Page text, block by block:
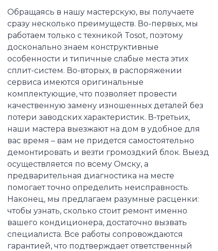
Обращаясь в нашу мастерскую, вы получаете
сразу несколько преимуществ. Во-первых, мы
работаем только с техникой Tosot, поэтому
досконально знаем конструктивные
особенности и типичные слабые места этих
сплит-систем. Во-вторых, в распоряжении
сервиса имеются оригинальные
комплектующие, что позволяет провести
качественную замену изношенных деталей без
потери заводских характеристик. В-третьих,
наши мастера выезжают на дом в удобное для
вас время – вам не придется самостоятельно
демонтировать и везти громоздкий блок. Выезд
осуществляется по всему Омску, а
предварительная диагностика на месте
помогает точно определить неисправность.
Наконец, мы предлагаем разумные расценки:
чтобы узнать, сколько стоит ремонт именно
вашего кондиционера, достаточно вызвать
специалиста. Все работы сопровождаются
гарантией, что подтверждает ответственный